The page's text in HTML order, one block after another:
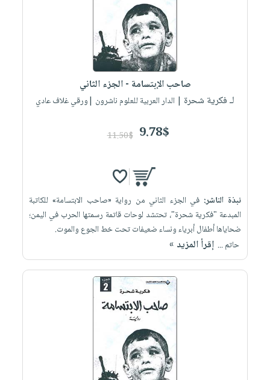
صاحب الإبتسامة - الجزء الثاني
لـ فكرية شحرة | الدار العربية للعلوم ناشرون |ورقي غلاف عادي
9.78$
11.50$
نبذة الناشر: في الجزء الثاني من رواية «صاحب الابتسامة» للكاتبة
المبدعة "فكرية شحرة"، تحتشد ‏لوحات قاتمة رسمتها الحرب في اليمن؛
ضحاياها أطفال أبرياء ونساء ضعيفات تحت خط ‏الجوع والموت.‏ ‎
إقرأ المزيد »